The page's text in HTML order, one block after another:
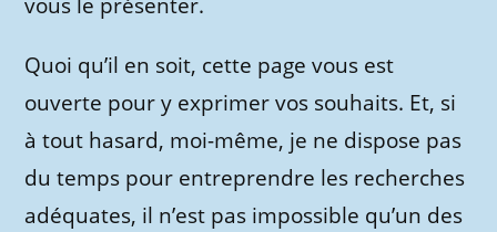
Quoi qu’il en soit, cette page vous est
ouverte pour y exprimer vos souhaits. Et, si
à tout hasard, moi-même, je ne dispose pas
du temps pour entreprendre les recherches
adéquates, il n’est pas impossible qu’un des